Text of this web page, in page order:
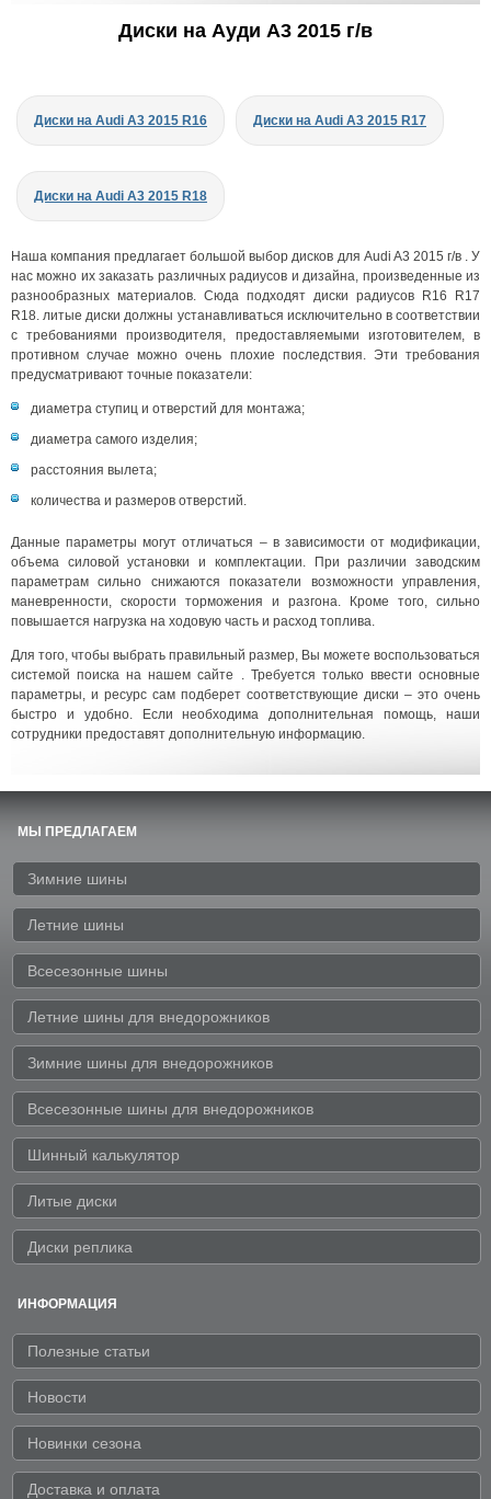
Диски на Ауди A3 2015 г/в
Диски на Audi A3 2015 R16 Диски на Audi A3 2015 R17
Диски на Audi A3 2015 R18
Наша компания предлагает большой выбор дисков для Audi A3 2015 г/в . У
нас можно их заказать различных радиусов и дизайна, произведенные из
разнообразных материалов. Сюда подходят диски радиусов R16 R17
R18. литые диски должны устанавливаться исключительно в соответствии
с требованиями производителя, предоставляемыми изготовителем, в
противном случае можно очень плохие последствия. Эти требования
предусматривают точные показатели:
диаметра ступиц и отверстий для монтажа;
диаметра самого изделия;
расстояния вылета;
количества и размеров отверстий.
Данные параметры могут отличаться – в зависимости от модификации,
объема силовой установки и комплектации. При различии заводским
параметрам сильно снижаются показатели возможности управления,
маневренности, скорости торможения и разгона. Кроме того, сильно
повышается нагрузка на ходовую часть и расход топлива.
Для того, чтобы выбрать правильный размер, Вы можете воспользоваться
системой поиска на нашем сайте . Требуется только ввести основные
параметры, и ресурс сам подберет соответствующие диски – это очень
быстро и удобно. Если необходима дополнительная помощь, наши
сотрудники предоставят дополнительную информацию.
МЫ ПРЕДЛАГАЕМ
Зимние шины
Летние шины
Всесезонные шины
Летние шины для внедорожников
Зимние шины для внедорожников
Всесезонные шины для внедорожников
Шинный калькулятор
Литые диски
Диски реплика
ИНФОРМАЦИЯ
Полезные статьи
Новости
Новинки сезона
Доставка и оплата